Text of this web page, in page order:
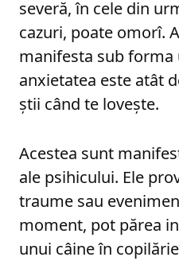
severă, în cele din
cazuri, poate omorî.
manifesta sub forma
anxietatea este atât
știi când te lovește.
Acestea sunt
ale psihicului. Ele
traume sau
moment, pot părea
unui câine în